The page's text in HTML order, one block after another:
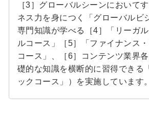
［3］グローバルシーンにおいて
ネス力を身につく「グローバルビ
専門知識が学べる［4］「リーガ
ルコース」［5］「ファイナンス
コース」、［6］コンテンツ業界
礎的な知識を横断的に習得できる
ックコース」）を実施しています。